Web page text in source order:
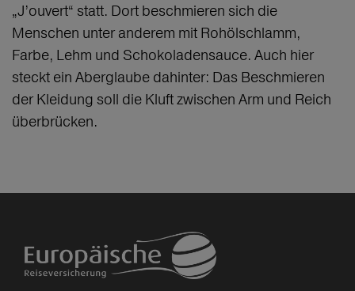
„J’ouvert“ statt. Dort beschmieren sich die
Menschen unter anderem mit Rohölschlamm,
Farbe, Lehm und Schokoladensauce. Auch hier
steckt ein Aberglaube dahinter: Das Beschmieren
der Kleidung soll die Kluft zwischen Arm und Reich
überbrücken.